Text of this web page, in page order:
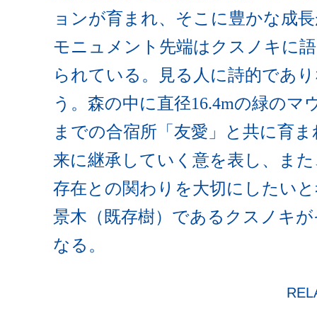
ョンが育まれ、そこに豊かな成
モニュメント先端はクスノキに
られている。見る人に詩的であ
う。森の中に直径16.4mの緑の
までの合宿所「友愛」と共に育
来に継承していく意を表し、ま
存在との関わりを大切にしたい
景木（既存樹）であるクスノキ
なる。